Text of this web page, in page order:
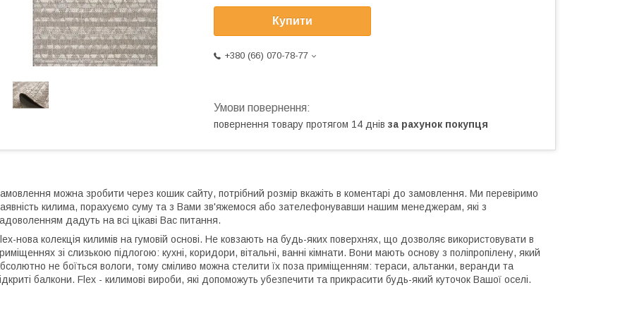
Купити
+380 (66) 070-78-77
повернення товару протягом 14 днів за рахунок покупця
можна зробити через кошик сайту, потрібний розмір вкажіть в коментарі до замовлення. Ми перевіримо
килима, порахуємо суму та з Вами зв'яжемося або зателефонувавши нашим менеджерам, які з
дадуть на всі цікаві Вас питання.
нова колекція килимів на гумовій основі. Не ковзають на будь-яких поверхнях, що дозволяє використовувати в
зі слизькою підлогою: кухні, коридори, вітальні, ванні кімнати. Вони мають основу з поліпропілену, який
не боїться вологи, тому сміливо можна стелити їх поза приміщенням: тераси, альтанки, веранди та
балкони. Flex - килимові вироби, які допоможуть убезпечити та прикрасити будь-який куточок Вашої оселі.